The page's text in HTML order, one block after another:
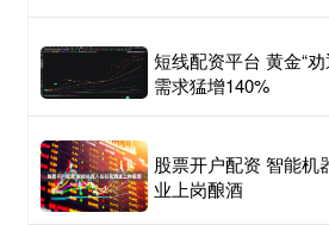
短线配资平台 黄金“
需求猛增140%
股票开户配资 智能机
业上岗酿酒